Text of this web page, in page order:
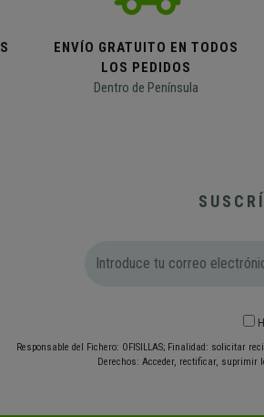
ENVÍO GRATUITO EN TODOS
LOS PEDIDOS
Dentro de Península
Responsable del Fichero: OFISILLAS; Finalidad: solicitar
Derechos: Acceder, rectificar, suprimir